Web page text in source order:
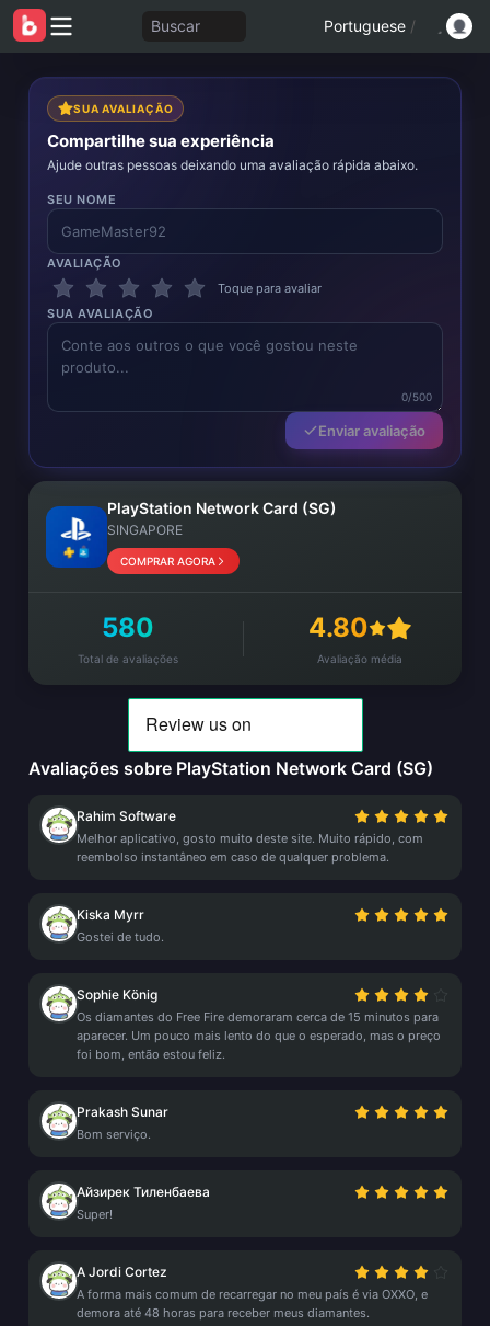
Buscar Portuguese /
SUA AVALIAÇÃO
Compartilhe sua experiência
Ajude outras pessoas deixando uma avaliação rápida abaixo.
SEU NOME
AVALIAÇÃO
Toque para avaliar
SUA AVALIAÇÃO
0/500
Enviar avaliação
PlayStation Network Card (SG)
SINGAPORE
COMPRAR AGORA
580
Total de avaliações
4.80
Avaliação média
Avaliações sobre PlayStation Network Card (SG)
Rahim Software
Melhor aplicativo, gosto muito deste site. Muito rápido, com
reembolso instantâneo em caso de qualquer problema.
Kiska Myrr
Gostei de tudo.
Sophie König
Os diamantes do Free Fire demoraram cerca de 15 minutos para
aparecer. Um pouco mais lento do que o esperado, mas o preço
foi bom, então estou feliz.
Prakash Sunar
Bom serviço.
Айзирек Тиленбаева
Super!
A Jordi Cortez
A forma mais comum de recarregar no meu país é via OXXO, e
demora até 48 horas para receber meus diamantes.